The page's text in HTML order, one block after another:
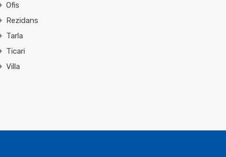
Ofis
Rezidans
Tarla
Ticari
Villa